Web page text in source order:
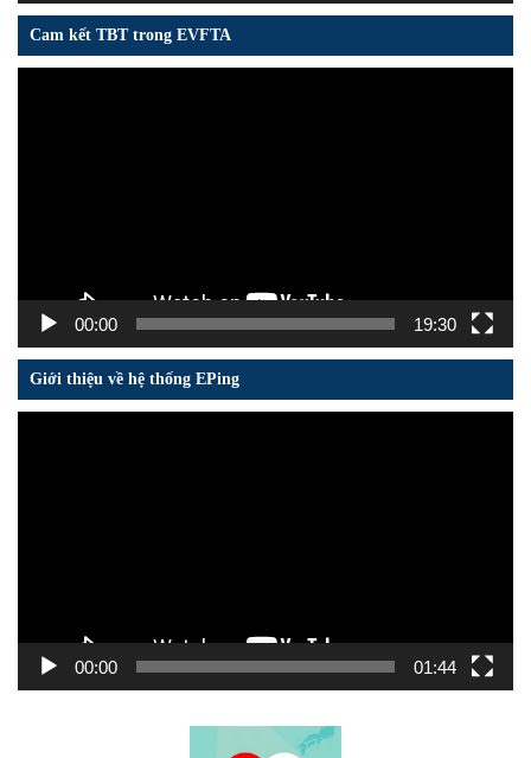
Cam kết TBT trong EVFTA
00:00 19:30
Giới thiệu về hệ thống EPing
00:00 01:44